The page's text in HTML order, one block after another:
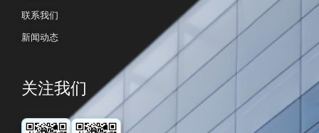
联系我们
新闻动态
关注我们